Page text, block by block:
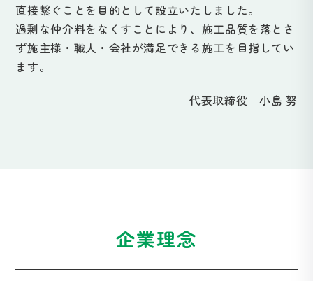
直接繋ぐことを目的として設立いたしました。
過剰な仲介料をなくすことにより、施工品質を落とさ
ず施主様・職人・会社が満足できる施工を目指してい
ます。
代表取締役 小島 努
企業理念